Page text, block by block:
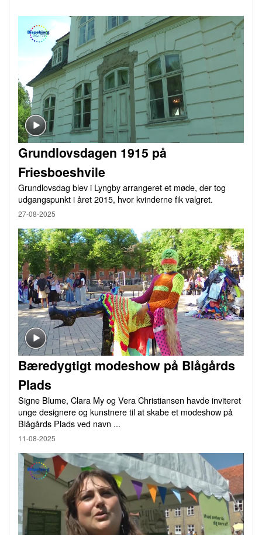
Grundlovsdagen 1915 på
Friesboeshvile
Grundlovsdag blev i Lyngby arrangeret et møde, der tog
udgangspunkt i året 2015, hvor kvinderne fik valgret.
27-08-2025
Bæredygtigt modeshow på Blågårds
Plads
Signe Blume, Clara My og Vera Christiansen havde inviteret
unge designere og kunstnere til at skabe et modeshow på
Blågårds Plads ved navn ...
11-08-2025